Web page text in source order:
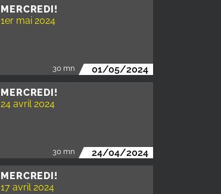
MERCREDI!
1er mai 2024
30 mn 01/05/2024
MERCREDI!
24 avril 2024
30 mn 24/04/2024
MERCREDI!
17 avril 2024